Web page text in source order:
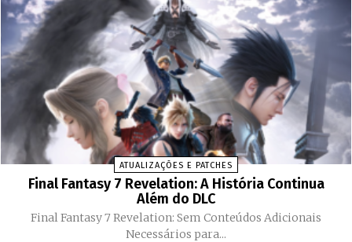
ATUALIZAÇÕES E PATCHES
Final Fantasy 7 Revelation: A História Continua
Além do DLC
Final Fantasy 7 Revelation: Sem Conteúdos Adicionais
Necessários para...